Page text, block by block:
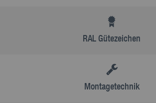
RAL Gütezeichen
Montagetechnik